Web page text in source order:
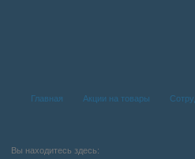
Главная Акции на товары
Вы находитесь здесь: